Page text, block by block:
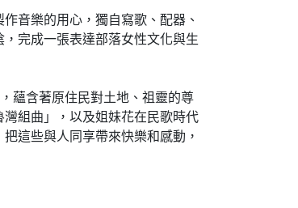
音樂的用心，獨自寫歌、配器、
完成一張表達部落女性文化與生
蘊含著原住民對土地、祖靈的尊
組曲」，以及姐妹花在民歌時代
這些與人同享帶來快樂和感動，